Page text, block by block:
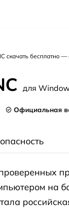
скачать бесплатно
для
Официальная
на